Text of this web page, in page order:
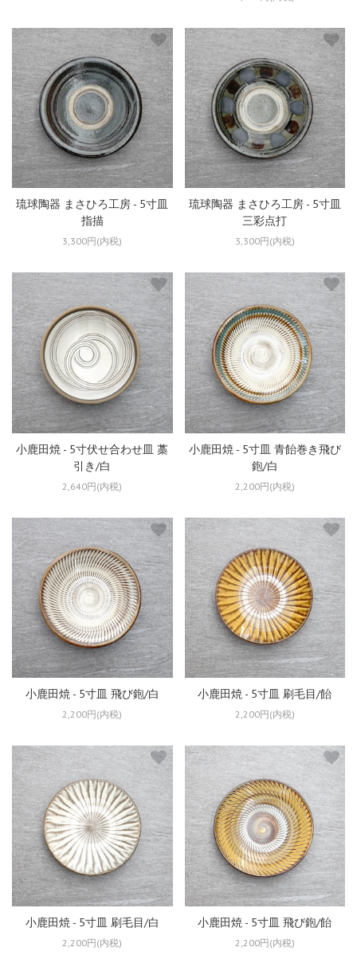
琉球陶器 まさひろ工房 - 5寸皿
指描
3,300円(内税)
琉球陶器 まさひろ工房 - 5寸皿
三彩点打
3,300円(内税)
小鹿田焼 - 5寸伏せ合わせ皿 藁
引き/白
2,640円(内税)
小鹿田焼 - 5寸皿 青飴巻き飛び
鉋/白
2,200円(内税)
小鹿田焼 - 5寸皿 飛び鉋/白
2,200円(内税)
小鹿田焼 - 5寸皿 刷毛目/飴
2,200円(内税)
小鹿田焼 - 5寸皿 刷毛目/白
2,200円(内税)
小鹿田焼 - 5寸皿 飛び鉋/飴
2,200円(内税)